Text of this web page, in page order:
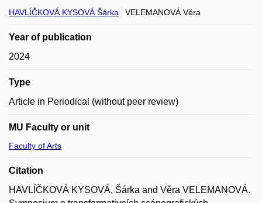
HAVLÍČKOVÁ KYSOVÁ Šárka VELEMANOVÁ Věra
Year of publication
2024
Type
Article in Periodical (without peer review)
MU Faculty or unit
Faculty of Arts
Citation
HAVLÍČKOVÁ KYSOVÁ, Šárka and Věra VELEMANOVÁ.